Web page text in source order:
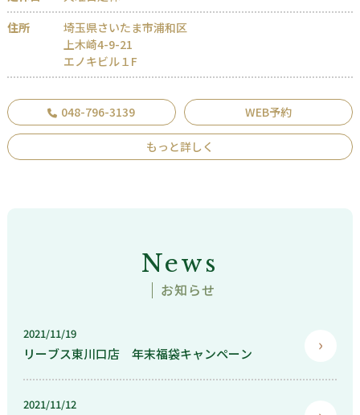
住所
埼玉県さいたま市浦和区
上木崎4-9-21
エノキビル１F
048-796-3139 WEB予約
もっと詳しく
News
お知らせ
2021/11/19
リーブス東川口店 年末福袋キャンペーン
2021/11/12